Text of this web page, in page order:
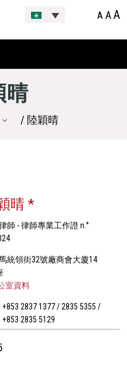
A AA
晴
/ 陸穎晴
晴 *
師 - 律師專業工作證 n.°
統領街32號廠商會大廈14
室資料
+853 2837 1377 / 2835 5355 /
2835 5129